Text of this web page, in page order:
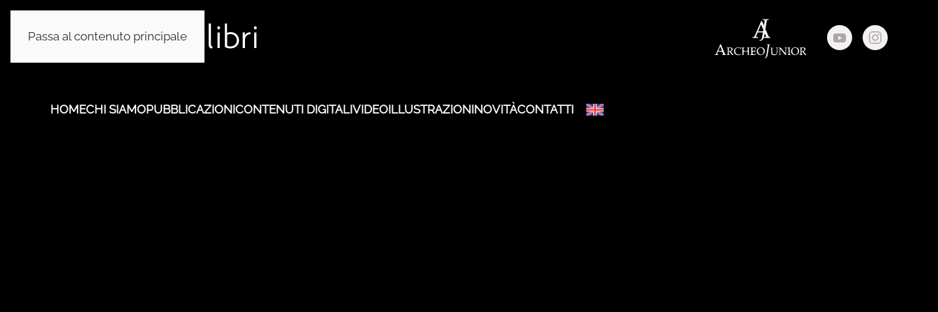
Passa al contenuto principale
HOMECHI SIAMOPUBBLICAZIONICONTENUTI DIGITALIVIDEOILLUSTRAZIONINOVITÀCONTATTI